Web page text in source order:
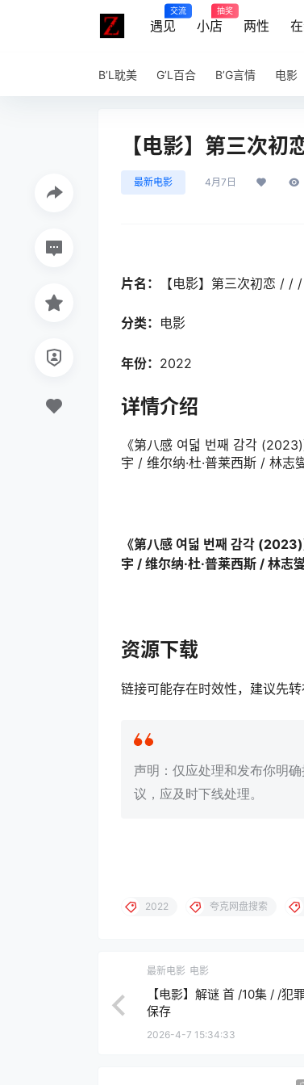
遇见
交流
小店
抽奖
两性
B’L耽美 G’L百合 B’G言情 电影
【电影】第三次
最新电影 4月7日
片名： 【电影】第三次初恋 /
分类： 电影
年份： 2022
详情介绍
《第八感 여덟 번째 감각‎
宇 / 维尔纳·杜·普莱西斯 / 林志
《第八感 여덟 번째 감각‎
宇 / 维尔纳·杜·普莱西斯 / 林志
资源下载
链接可能存在时效性，建议先
声明：仅应处理和发布你明
议，应及时下线处理。
2022 夸克网盘搜索
最新电影 电影
【电影】解谜 首 /10集 / /犯
保存
2026-4-7 15:34:33